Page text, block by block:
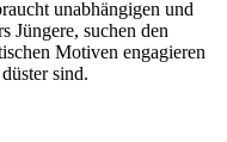
unabhängigen und
Jüngere, suchen den
Motiven engagieren
sind.